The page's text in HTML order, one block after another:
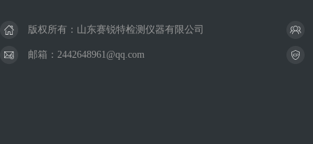
版权所有：山东赛锐特检测仪器有限公司
邮箱：2442648961@qq.com